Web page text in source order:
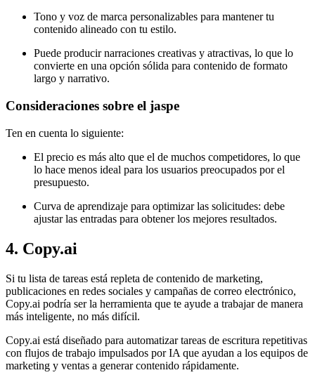
Tono y voz de marca personalizables para mantener tu
contenido alineado con tu estilo.
Puede producir narraciones creativas y atractivas, lo que lo
convierte en una opción sólida para contenido de formato
largo y narrativo.
Consideraciones sobre el jaspe
Ten en cuenta lo siguiente:
El precio es más alto que el de muchos competidores, lo que
lo hace menos ideal para los usuarios preocupados por el
presupuesto.
Curva de aprendizaje para optimizar las solicitudes: debe
ajustar las entradas para obtener los mejores resultados.
4. Copy.ai
Si tu lista de tareas está repleta de contenido de marketing,
publicaciones en redes sociales y campañas de correo electrónico,
Copy.ai podría ser la herramienta que te ayude a trabajar de manera
más inteligente, no más difícil.
Copy.ai está diseñado para automatizar tareas de escritura repetitivas
con flujos de trabajo impulsados por IA que ayudan a los equipos de
marketing y ventas a generar contenido rápidamente.